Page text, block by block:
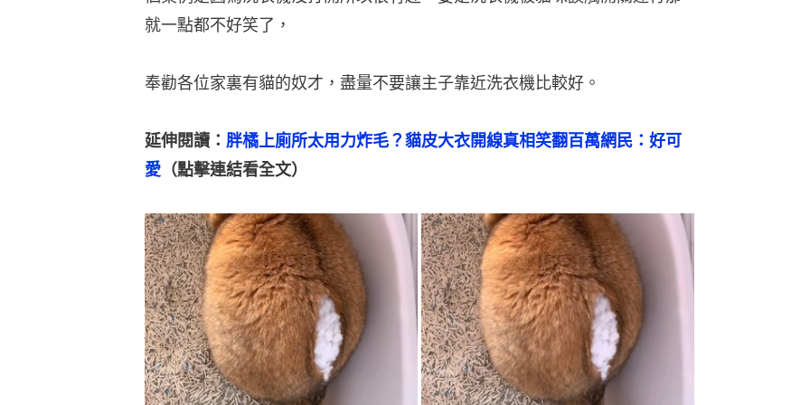
就一點都不好笑了，
奉勸各位家裏有貓的奴才，盡量不要讓主子靠近洗衣機比較好。
延伸閱讀： 胖橘上廁所太用力炸毛？貓皮大衣開線真相笑翻百萬網民：好可
愛 （點擊連結看全文）